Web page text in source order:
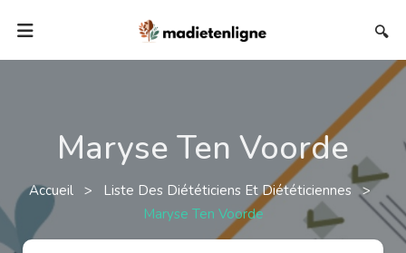
🔍
Maryse Ten Voorde
Accueil > Liste Des Diététiciens Et Diététiciennes>
Maryse Ten Voorde